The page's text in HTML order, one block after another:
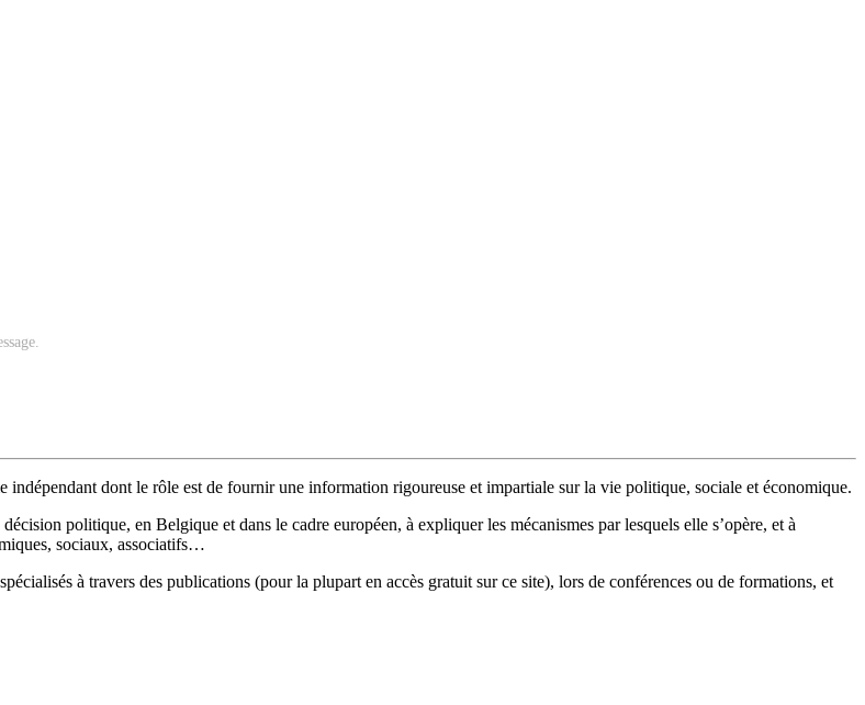
indépendant dont le rôle est de fournir une information rigoureuse et impartiale sur la vie politique, sociale et économique.
politique, en Belgique et dans le cadre européen, à expliquer les mécanismes par lesquels elle s’opère, et à
sociaux, associatifs…
à travers des publications (pour la plupart en accès gratuit sur ce site), lors de conférences ou de formations, et